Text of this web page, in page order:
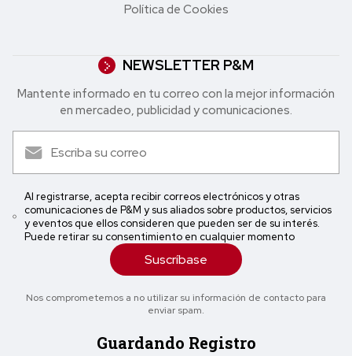
Política de Cookies
NEWSLETTER P&M
Mantente informado en tu correo con la mejor in formación
en mercadeo, publicidad y comunicaciones.
Al registrarse, acepta recibir correos electrónicos y otras
comunicaciones de P&M y sus aliados sobre productos, servicios
y eventos que ellos consideren que pueden ser de su interés.
Puede retirar su consentimiento en cualquier momento
Suscríbase
Nos comprometemos a no utilizar su información de contacto para
enviar spam.
Guardando Registro